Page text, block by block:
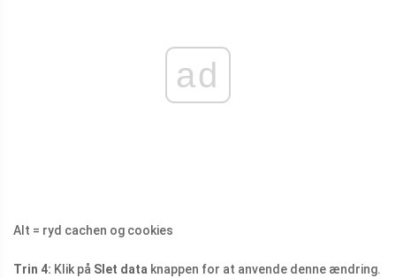
ad
Alt = ryd cachen og cookies
Trin 4: Klik på Slet data knappen for at anvende denne ændring.